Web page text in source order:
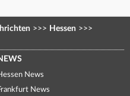
>>> Hessen >>>
News
News